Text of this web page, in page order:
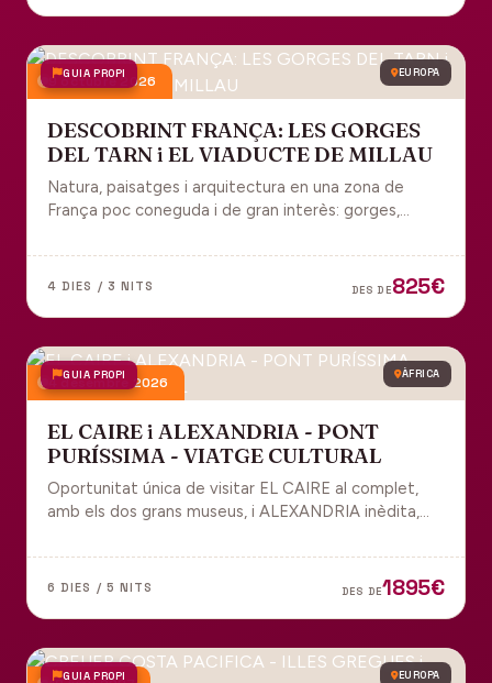
GUIA PROPI EUROPA
9 octubre 2026
DESCOBRINT FRANÇA: LES GORGES
DEL TARN i EL VIADUCTE DE MILLAU
Natura, paisatges i arquitectura en una zona de
França poc coneguda i de gran interès: gorges,
de Millau.
4 DIES / 3 NITS DES DE825€
GUIA PROPI ÀFRICA
4 desembre 2026
EL CAIRE i ALEXANDRIA - PONT
PURÍSSIMA - VIATGE CULTURAL
Oportunitat única de visitar EL CAIRE al complet,
amb els dos grans museus, i ALEXANDRIA inèdita,
6 DIES / 5 NITS DES DE1895€
GUIA PROPI EUROPA